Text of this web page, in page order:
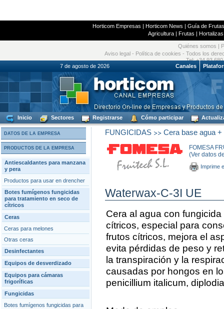
Horticom Empresas | Horticom News | Guía de
Agricultura| Frutas | Hortalizas
Quiénes somos
Aviso legal - Política de cookies - Todos los
Tel: +34 93
7 de agosto de 2026
Canales
Inicio Sectores Registrarse Cómo participar
DATOS DE LA EMPRESA
PRODUCTOS DE LA EMPRESA
Antiescaldantes para manzana
y pera
Productos para usar en drencher
Botes fumígenos fungicidas
para tratamiento en seco de
cítricos
Ceras
Ceras para melones
Otras ceras
Desinfectantes
Equipos de desverdizado
Equipos para cámaras
frigoríficas
Fungicidas
Botes fumígenos fungicidas para
FUNGICIDAS>> Cera base agua
FOMESA
(Ver datos
Imprime
Waterwax-C-3I UE
Cera al agua con
cítricos, especial para
frutos cítricos, mejora el
evita pérdidas de peso y
la transpiración y la
causadas por hongos en
penicillium italicum,